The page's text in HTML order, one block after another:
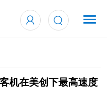
机在美创下最高速度